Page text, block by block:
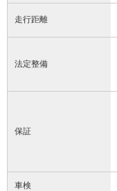
走行距離
法定整備
保証
車検